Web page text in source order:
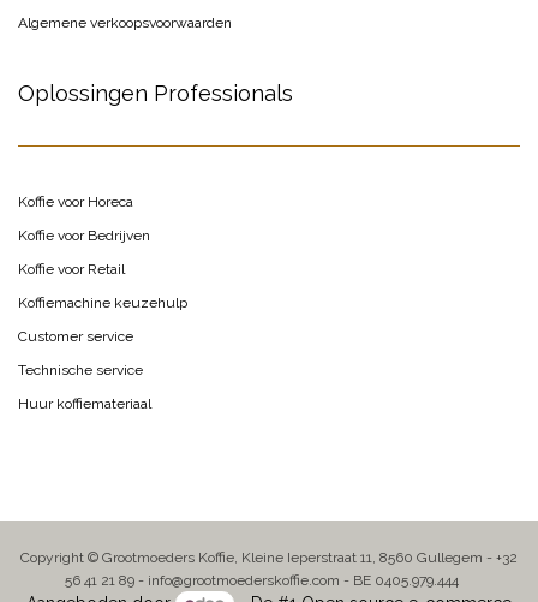
Algemene verkoopsvoorwaarden
Oplossingen Professionals
Koffie voor Horeca
Koffie voor Bedrijven
Koffie voor Retail
Koffiemachine keuzehulp
Customer service
Technische service
Huur koffiemateriaal
Copyright © Grootmoeders Koffie, Kleine Ieperstraat 11, 8560 Gullegem - +32
56 41 21 89 - info@grootmoederskoffie.com - BE 0405.979.444